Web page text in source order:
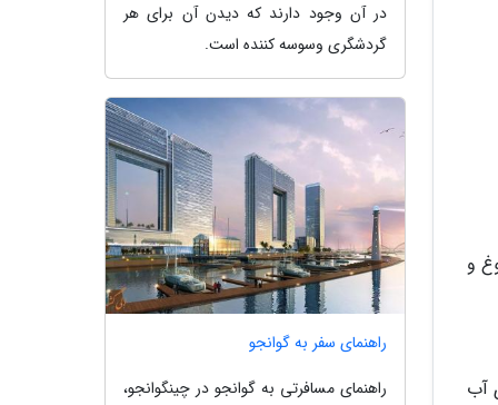
و
آب
در آن وجود دارند که دیدن آن برای هر
گردشگری وسوسه کننده است.
راهنمای سفر به گوانجو
راهنمای مسافرتی به گوانجو در چینگوانجو،